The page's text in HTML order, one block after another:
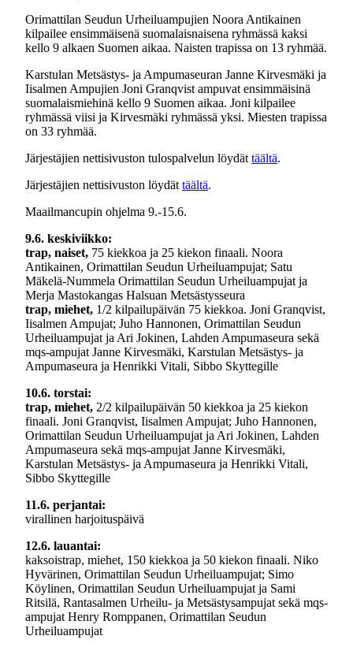
Orimattilan Seudun Urheiluampujien Noora Antikainen
kilpailee ensimmäisenä suomalaisnaisena ryhmässä kaksi
kello 9 alkaen Suomen aikaa. Naisten trapissa on 13 ryhmää.
Karstulan Metsästys- ja Ampumaseuran Janne Kirvesmäki ja
Iisalmen Ampujien Joni Granqvist ampuvat ensimmäisinä
suomalaismiehinä kello 9 Suomen aikaa. Joni kilpailee
ryhmässä viisi ja Kirvesmäki ryhmässä yksi. Miesten trapissa
on 33 ryhmää.
Järjestäjien nettisivuston tulospalvelun löydät täältä.
Järjestäjien nettisivuston löydät täältä.
Maailmancupin ohjelma 9.-15.6.
9.6. keskiviikko:
trap, naiset, 75 kiekkoa ja 25 kiekon finaali. Noora
Antikainen, Orimattilan Seudun Urheiluampujat; Satu
Mäkelä-Nummela Orimattilan Seudun Urheiluampujat ja
Merja Mastokangas Halsuan Metsästysseura
trap, miehet, 1/2 kilpailupäivän 75 kiekkoa. Joni Granqvist,
Iisalmen Ampujat; Juho Hannonen, Orimattilan Seudun
Urheiluampujat ja Ari Jokinen, Lahden Ampumaseura sekä
mqs-ampujat Janne Kirvesmäki, Karstulan Metsästys- ja
Ampumaseura ja Henrikki Vitali, Sibbo Skyttegille
10.6. torstai:
trap, miehet, 2/2 kilpailupäivän 50 kiekkoa ja 25 kiekon
finaali. Joni Granqvist, Iisalmen Ampujat; Juho Hannonen,
Orimattilan Seudun Urheiluampujat ja Ari Jokinen, Lahden
Ampumaseura sekä mqs-ampujat Janne Kirvesmäki,
Karstulan Metsästys- ja Ampumaseura ja Henrikki Vitali,
Sibbo Skyttegille
11.6. perjantai:
virallinen harjoituspäivä
12.6. lauantai:
kaksoistrap, miehet, 150 kiekkoa ja 50 kiekon finaali. Niko
Hyvärinen, Orimattilan Seudun Urheiluampujat; Simo
Köylinen, Orimattilan Seudun Urheiluampujat ja Sami
Ritsilä, Rantasalmen Urheilu- ja Metsästysampujat sekä mqs-
ampujat Henry Romppanen, Orimattilan Seudun
Urheiluampujat